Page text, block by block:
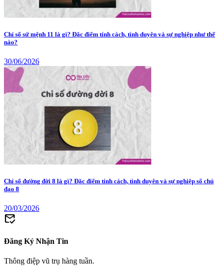
Chỉ số sứ mệnh 11 là gì? Đặc điểm tính cách, tình duyên và sự nghiệp như thế
nào?
30/06/2026
Chỉ số đường đời 8 là gì? Đặc điểm tính cách, tình duyên và sự nghiệp số chủ
đạo 8
20/03/2026
mark_email_read
Đăng Ký Nhận Tin
Thông điệp vũ trụ hàng tuần.